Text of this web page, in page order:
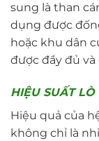
sung là than
dụng được
hoặc khu dân
được đầy đủ và
HIỆU SUẤT LÒ
Hiệu quả của
không chỉ là